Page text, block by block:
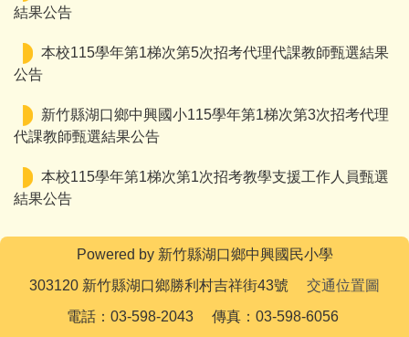
結果公告
本校115學年第1梯次第5次招考代理代課教師甄選結果
公告
新竹縣湖口鄉中興國小115學年第1梯次第3次招考代理
代課教師甄選結果公告
本校115學年第1梯次第1次招考教學支援工作人員甄選
結果公告
Powered by 新竹縣湖口鄉中興國民小學
303120 新竹縣湖口鄉勝利村吉祥街43號 交通位置圖
電話：03-598-2043 傳真：03-598-6056